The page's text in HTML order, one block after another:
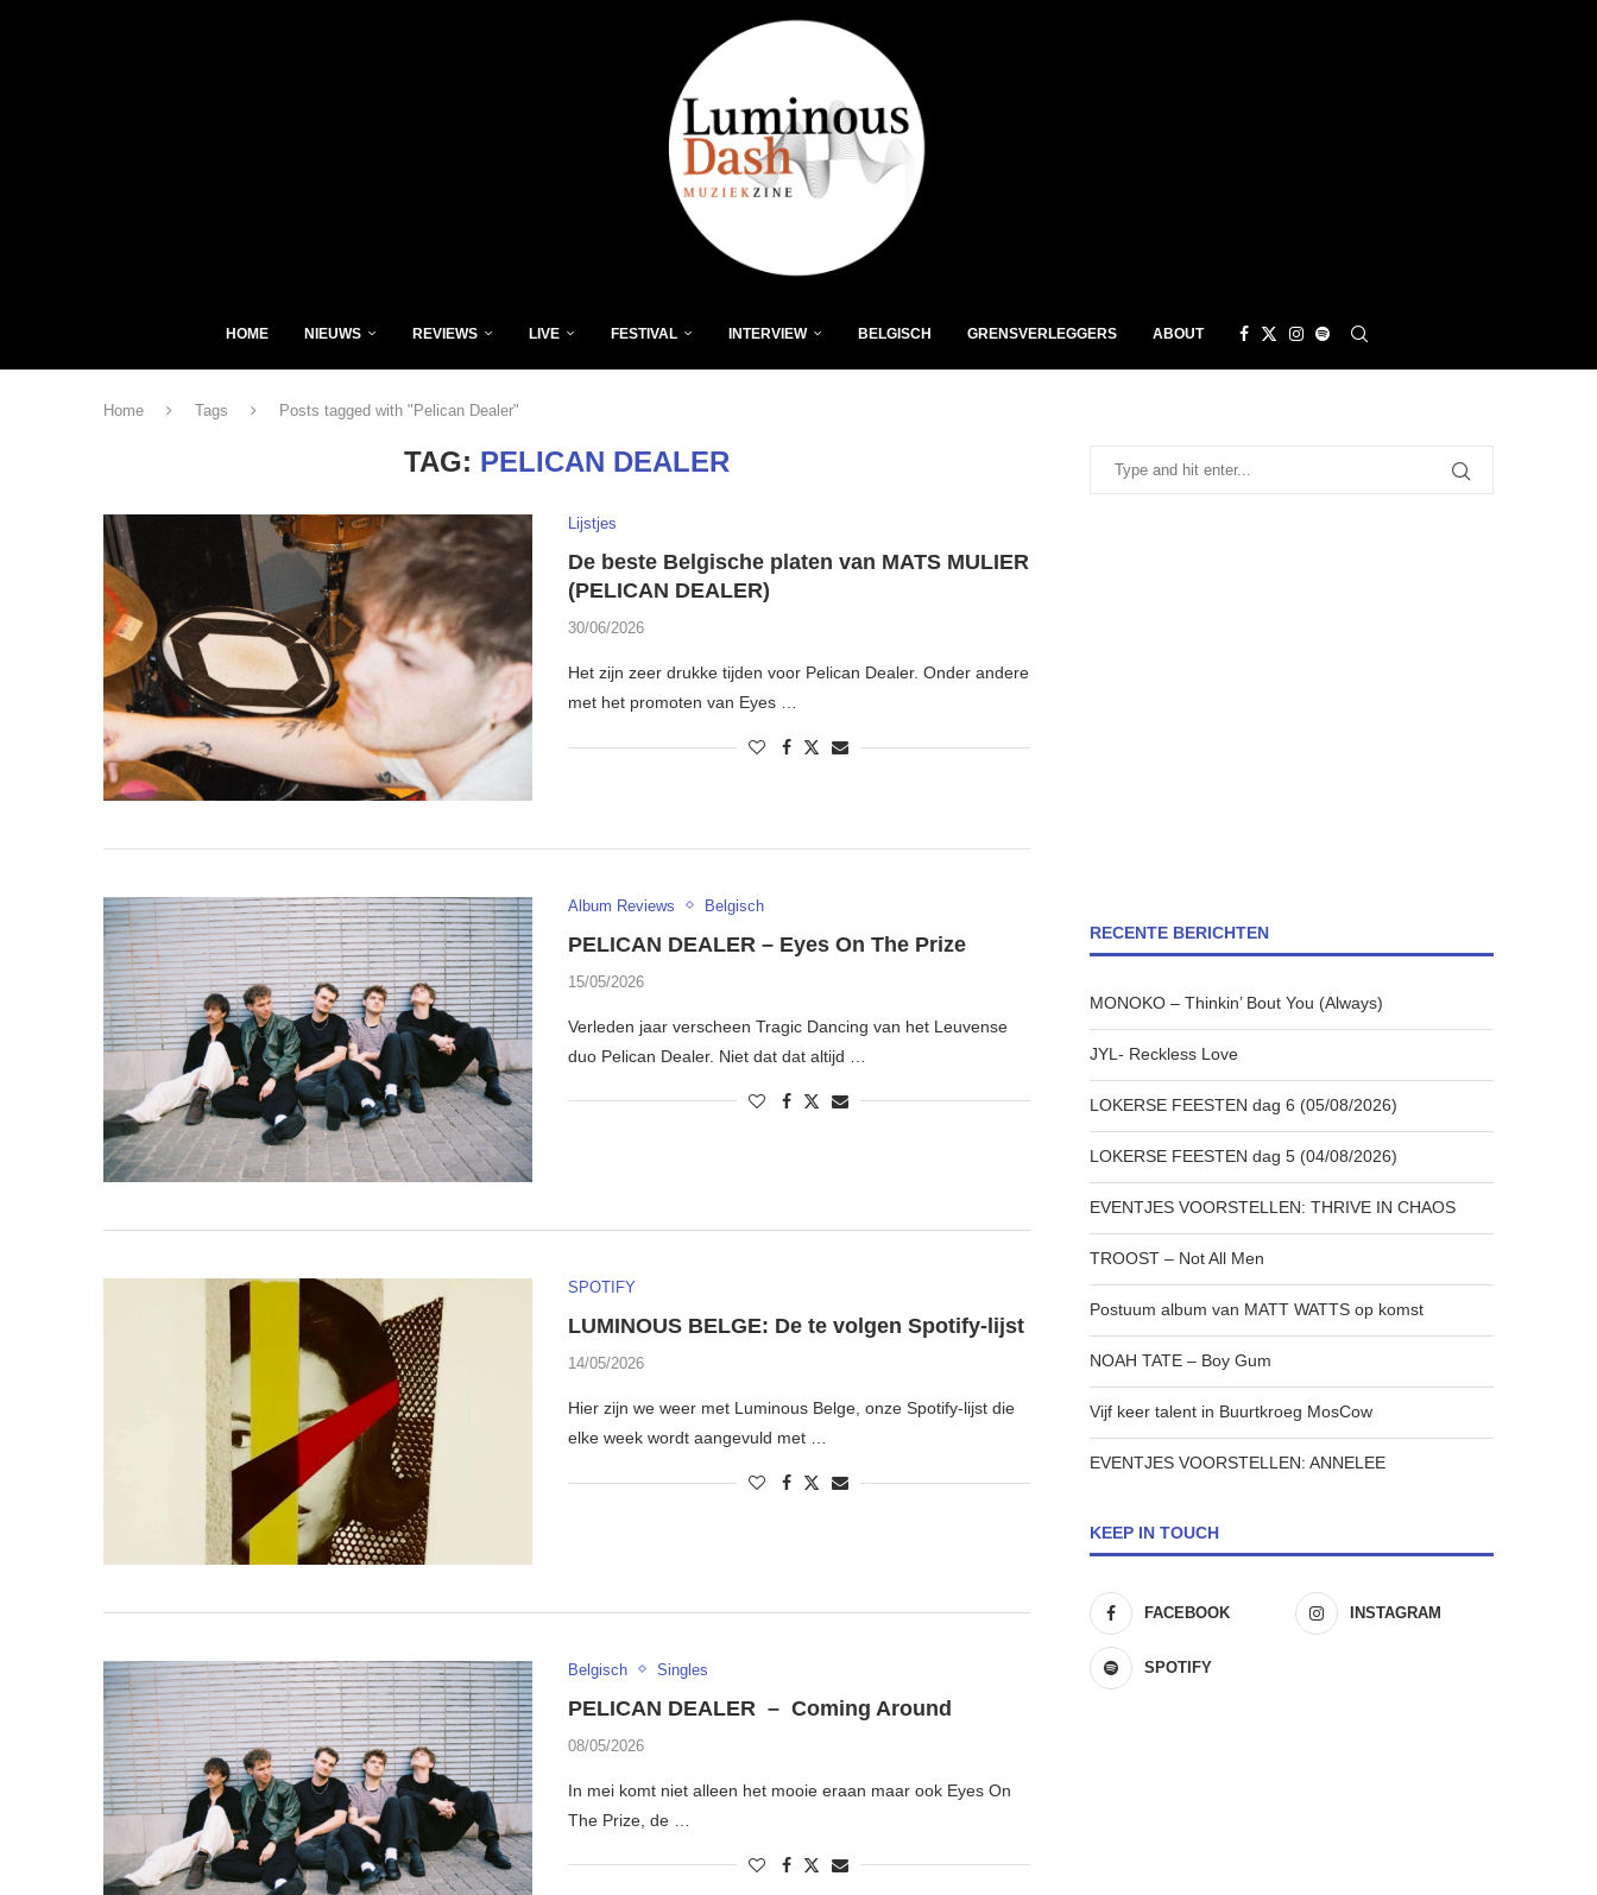
HOME NIEUWS REVIEWS LIVE FESTIVAL INTERVIEW BELGISCH GRENSVERLEGGERS ABOUT
Home Tags Posts tagged with "Pelican Dealer"
TAG: PELICAN DEALER
Lijstjes
De beste Belgische platen van MATS MULIER
(PELICAN DEALER)
30/06/2026
Het zijn zeer drukke tijden voor Pelican Dealer. Onder andere
met het promoten van Eyes …
Album Reviews Belgisch
PELICAN DEALER – Eyes On The Prize
15/05/2026
Verleden jaar verscheen Tragic Dancing van het Leuvense
duo Pelican Dealer. Niet dat dat altijd …
SPOTIFY
LUMINOUS BELGE: De te volgen Spotify-lijst
14/05/2026
Hier zijn we weer met Luminous Belge, onze Spotify-lijst die
elke week wordt aangevuld met …
Belgisch Singles
PELICAN DEALER – Coming Around
08/05/2026
In mei komt niet alleen het mooie eraan maar ook Eyes On
The Prize, de …
RECENTE BERICHTEN
MONOKO – Thinkin’ Bout You (Always)
JYL- Reckless Love
LOKERSE FEESTEN dag 6 (05/08/2026)
LOKERSE FEESTEN dag 5 (04/08/2026)
EVENTJES VOORSTELLEN: THRIVE IN CHAOS
TROOST – Not All Men
Postuum album van MATT WATTS op komst
NOAH TATE – Boy Gum
Vijf keer talent in Buurtkroeg MosCow
EVENTJES VOORSTELLEN: ANNELEE
KEEP IN TOUCH
FACEBOOK INSTAGRAM
SPOTIFY